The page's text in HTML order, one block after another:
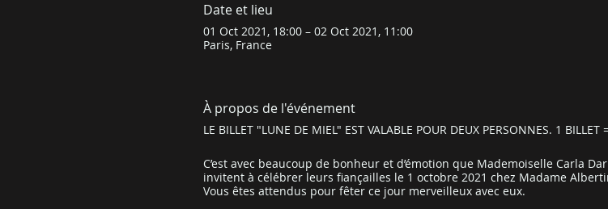
Date et lieu
01 Oct 2021, 18:00 – 02 Oct 2021, 11:00
Paris, France
À propos de l'événement
LE BILLET "LUNE DE MIEL" EST VALABLE POUR DEUX PERSONNES. 1 BILLET
C’est avec beaucoup de bonheur et d’émotion que Mademoiselle Carla
invitent à célébrer leurs fiançailles le 1 octobre 2021 chez Madame
Vous êtes attendus pour fêter ce jour merveilleux avec eux.